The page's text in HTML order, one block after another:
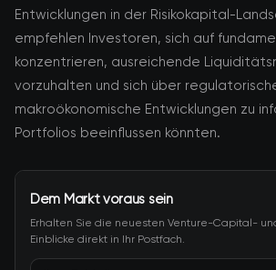
Entwicklungen in der Risikokapital-
empfehlen Investoren, sich auf
konzentrieren, ausreichende
vorzuhalten und sich über
makroökonomische Entwicklungen zu
Portfolios beeinflussen könnten.
Dem Markt voraus sein
Erhalten Sie die neuesten Venture-Capital-
Einblicke direkt in Ihr Postfach.